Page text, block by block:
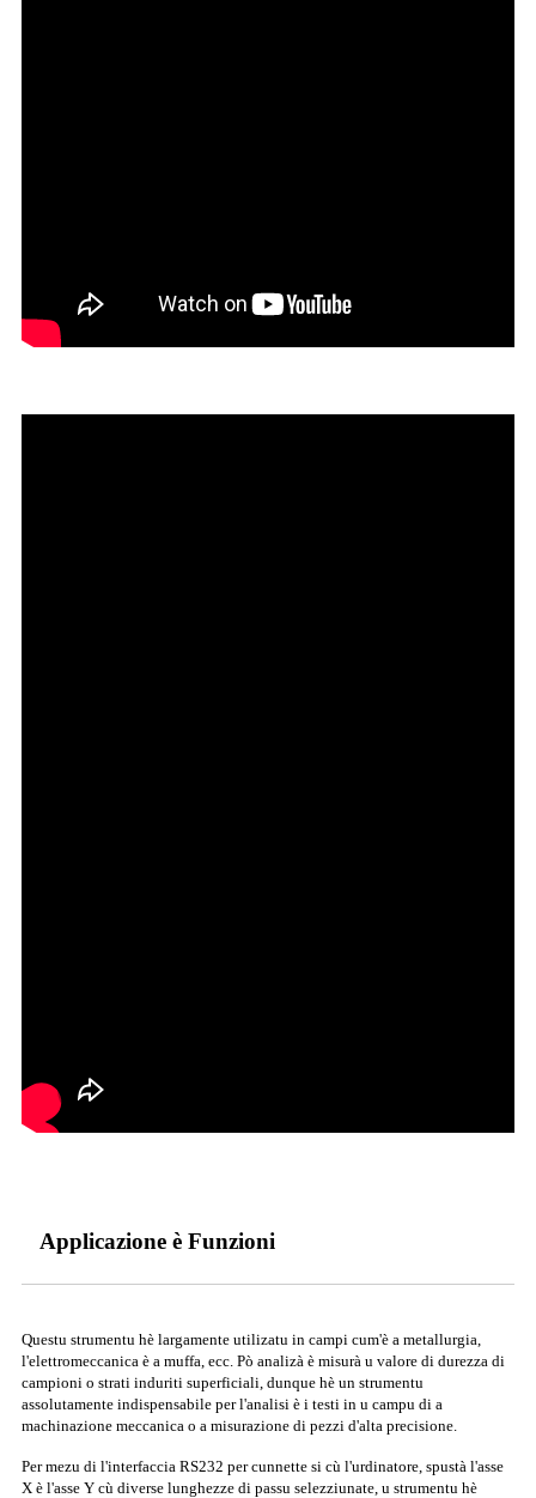
Applicazione è Funzioni
Questu strumentu hè largamente utilizatu in campi cum'è a metallurgia,
l'elettromeccanica è a muffa, ecc. Pò analizà è misurà u valore di durezza di
campioni o strati induriti superficiali, dunque hè un strumentu
assolutamente indispensabile per l'analisi è i testi in u campu di a
machinazione meccanica o a misurazione di pezzi d'alta precisione.
Per mezu di l'interfaccia RS232 per cunnette si cù l'urdinatore, spustà l'asse
X è l'asse Y cù diverse lunghezze di passu selezziunate, u strumentu hè